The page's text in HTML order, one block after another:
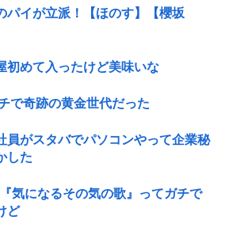
パイが立派！【ほのす】【櫻坂
初めて入ったけど美味いな
で奇跡の黄金世代だった
員がスタバでパソコンやって企業秘
した
気になるその気の歌』ってガチで
ど